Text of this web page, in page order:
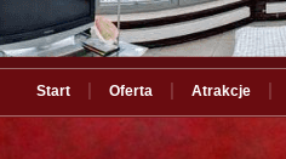
Start | Oferta | Atrakcje |